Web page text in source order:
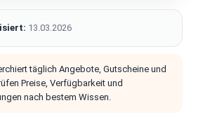
13.03.2026
täglich Angebote, Gutscheine und
Preise, Verfügbarkeit und
nach bestem Wissen.